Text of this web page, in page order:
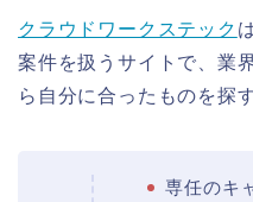
クラウドワークステック
案件を扱うサイトで、業
ら自分に合ったものを探
専任のキ